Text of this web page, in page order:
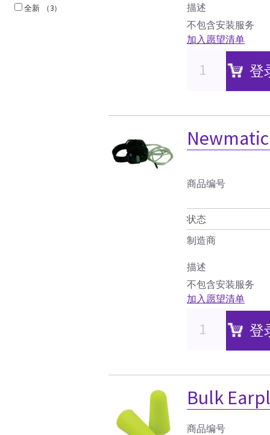
全新 （3）
描述
不包含安装服务
加入愿望清单
登
商品编号
状态
制造商
描述
不包含安装服务
加入愿望清单
登
Bulk
商品编号